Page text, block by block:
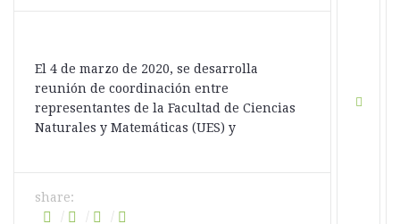
El 4 de marzo de 2020, se desarrolla
reunión de coordinación entre
representantes de la Facultad de Ciencias
Naturales y Matemáticas (UES) y
share: